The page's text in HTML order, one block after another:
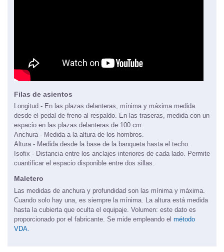
Filas de asientos
Longitud - En las plazas delanteras, mínima y máxima medida
desde el pedal de freno al respaldo. En las traseras, medida con un
espacio en las plazas delanteras de 100 cm.
Anchura - Medida a la altura de los hombros.
Altura - Medida desde la base de la banqueta hasta el techo.
Isofix - Distancia entre los anclajes interiores de cada lado. Permite
cuantificar el espacio disponible entre dos sillas.
Maletero
Las medidas de anchura y profundidad son las mínima y máxima.
Cuando solo hay una, es siempre la mínima. La altura está medida
hasta la cubierta que oculta el equipaje. Volumen: este dato es
proporcionado por el fabricante. Se mide empleando el método
VDA.